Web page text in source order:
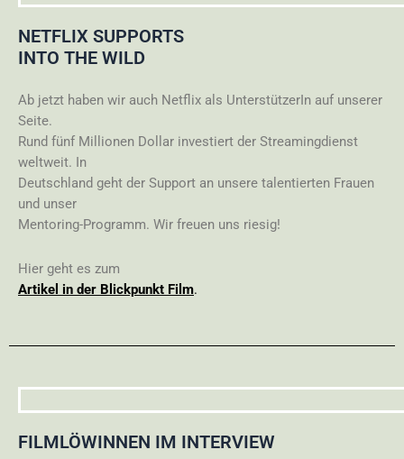
NETFLIX SUPPORTS
INTO THE WILD
Ab jetzt haben wir auch Netflix als UnterstützerIn auf unserer
Seite.
Rund fünf Millionen Dollar investiert der Streamingdienst
weltweit. In
Deutschland geht der Support an unsere talentierten Frauen
und unser
Mentoring-Programm. Wir freuen uns riesig!
Hier geht es zum
Artikel in der Blickpunkt Film.
FILMLÖWINNEN IM INTERVIEW